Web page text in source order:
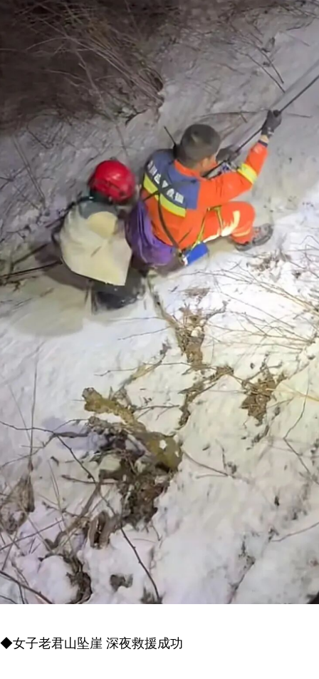
◆女子老君山坠崖 深夜救援成功